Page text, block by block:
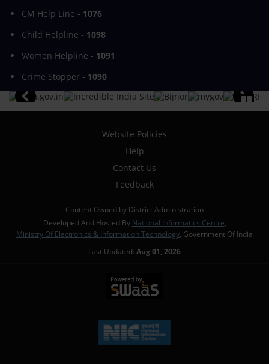
CM Help Line - 1076
Child Helpline - 1098
Women Helpline - 1091
Crime Stopper - 1090
Website Policies
Help
Contact Us
Feedback
Content Owned by District Administration
Developed And Hosted By National Informatics Centre,
Ministry Of Electronics & Information Technology, Government Of India
Last Updated: Aug 01, 2026